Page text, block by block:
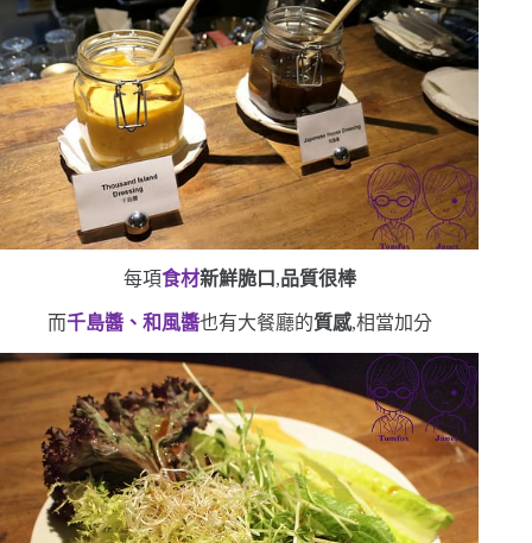
每項食材新鮮脆口 ,品質很棒
而千島醬、和風醬也有大餐廳的質感,相當加分